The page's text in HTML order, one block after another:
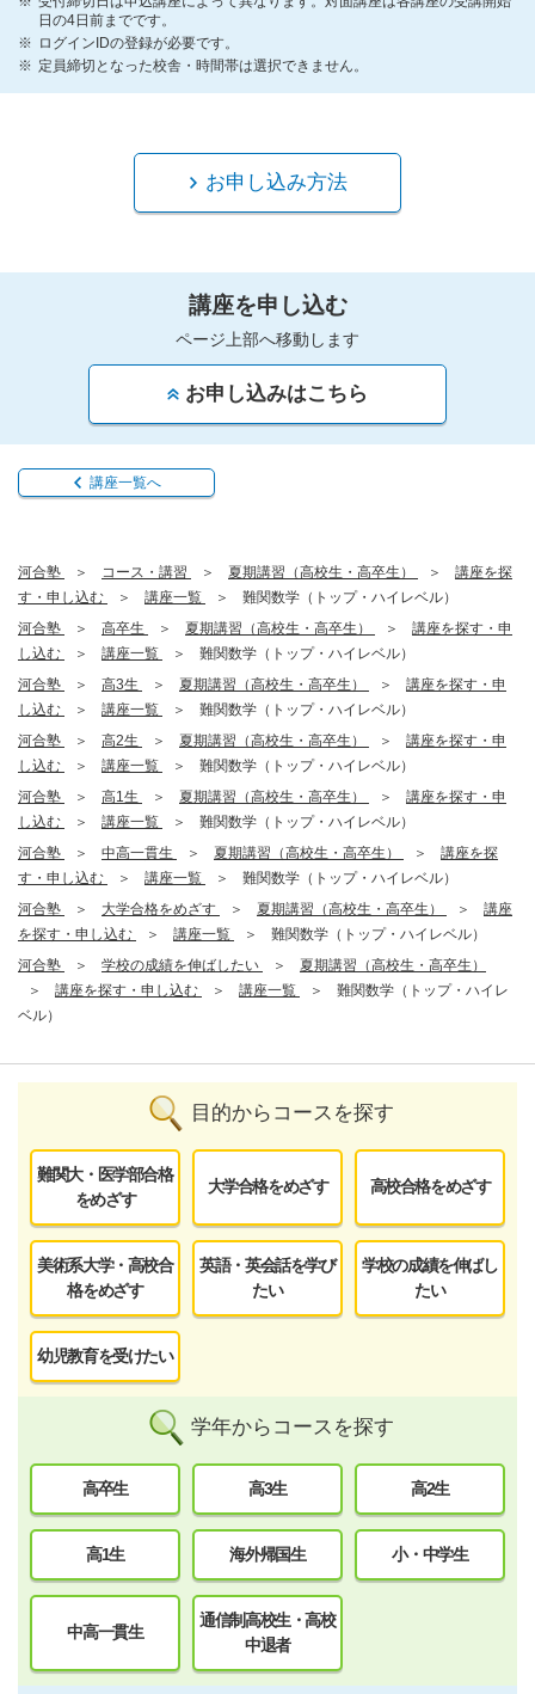
日の4日前までです。
ログインIDの登録が必要です。
定員締切となった校舎・時間帯は選択できません。
お申し込み方法
講座を申し込む
ページ上部へ移動します
お申し込みはこちら
講座一覧へ
河合塾 コース・講習 夏期講習（高校生・高卒生）
講座を探
す・申し込む
講座一覧
難関数学（トップ・ハイレベル）
河合塾
高卒生 夏期講習（高校生・高卒生）
講座を探す・申
し込む
講座一覧
難関数学（トップ・ハイレベル）
河合塾
高3生 夏期講習（高校生・高卒生）
講座を探す・申
し込む
講座一覧
難関数学（トップ・ハイレベル）
河合塾
高2生 夏期講習（高校生・高卒生）
講座を探す・申
し込む
講座一覧
難関数学（トップ・ハイレベル）
河合塾
高1生 夏期講習（高校生・高卒生）
講座を探す・申
し込む
講座一覧
難関数学（トップ・ハイレベル）
河合塾
中高一貫生 夏期講習（高校生・高卒生）
講座を探
す・申し込む
講座一覧
難関数学（トップ・ハイレベル）
河合塾
大学合格をめざす 夏期講習（高校生・高卒生）
講座
を探す・申し込む
講座一覧
難関数学（トップ・ハイレベル）
河合塾
学校の成績を伸ばしたい
夏期講習（高校生・高卒生）
講座を探す・申し込む
講座一覧
難関数学（トップ・ハイレ
ベル）
目的からコースを探す
難関大・医学部合格
をめざす
大学合格をめざす 高校合格をめざす
美術系大学・高校合
格をめざす
英語・英会話を学び
たい
学校の成績を伸ばし
たい
幼児教育を受けたい
学年からコースを探す
高卒生 高3生 高2生
高1生 海外帰国生 小・中学生
中高一貫生
通信制高校生・高校
中退者